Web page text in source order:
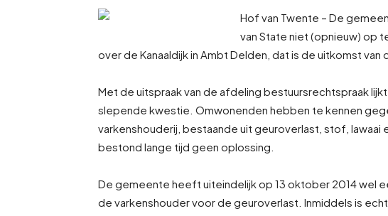
Hof van Twente – De
van State niet (opnieuw) op
over de Kanaaldijk in Ambt Delden, dat is de uitkomst
Met de uitspraak van de afdeling bestuursrechtspraak
slepende kwestie. Omwonenden hebben te kennen
varkenshouderij, bestaande uit geuroverlast, stof, lawaai
bestond lange tijd geen oplossing.
De gemeente heeft uiteindelijk op 13 oktober 2014 wel
de varkenshouder voor de geuroverlast. Inmiddels is